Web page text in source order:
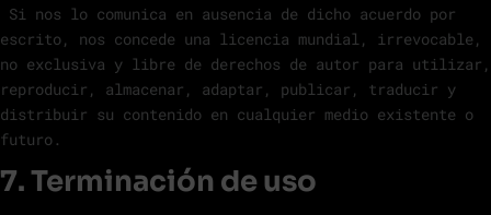
Si nos lo comunica en ausencia de dicho acuerdo por
escrito, nos concede una licencia mundial, irrevocable,
no exclusiva y libre de derechos de autor para utilizar,
reproducir, almacenar, adaptar, publicar, traducir y
distribuir su contenido en cualquier medio existente o
futuro.
7. Terminación de uso